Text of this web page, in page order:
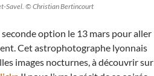
Savel. © Christian Bertincourt
option le 13 mars pour aller
Cet astrophotographe lyonnais
images nocturnes, à découvrir sur